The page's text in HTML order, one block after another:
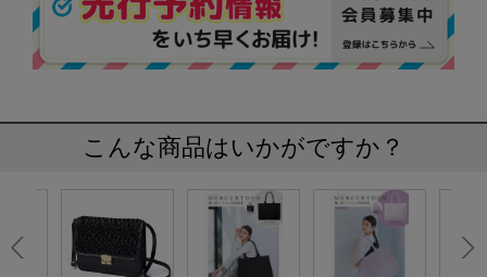
こんな商品はいかがですか？